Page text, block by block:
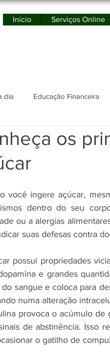
Início Serviços Online
dia Educação Financeira
os
você ingere açúcar,
dentro do seu
ou a alergias
suas defesas contra
possui propriedades
e grandes
do sangue e coloca para
numa alteração
provoca o acúmulo de
de abstinência. Isso
o gatilho de